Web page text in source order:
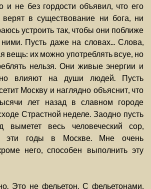
и не без гордости объявил, что его
в существование ни бога, ни
устроить так, чтобы они поближе
Пусть даже на словах... Слова,
вещь: их можно употреблять всуе, но
нельзя. Они живые энергии и
влияют на души людей. Пусть
Москву и наглядно объяснит, что
лет назад в славном городе
Страстной неделе. Заодно пусть
выметет весь человеческий сор,
эти годы в Москве. Мне очень
него, способен выполнить эту
Это не фельетон. С фельетонами,